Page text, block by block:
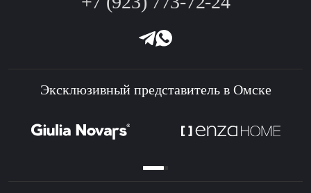
Эксклюзивный представитель в Омске